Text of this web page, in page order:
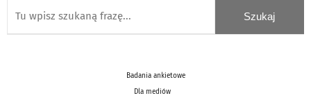
Badania ankietowe
Dla mediów